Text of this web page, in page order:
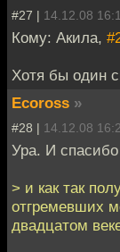
#27 | 14.12.08
Кому: Акила,
Хотя бы один
Ecoross »
#28 | 14.12.08
Ура. И
> и как так
отгремевших
двадцатом